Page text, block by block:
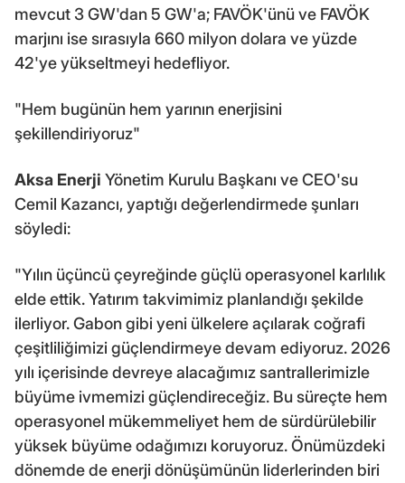
mevcut 3 GW'dan 5 GW'a; FAVÖK'ünü ve FAVÖK
marjını ise sırasıyla 660 milyon dolara ve yüzde
42'ye yükseltmeyi hedefliyor.
"Hem bugünün hem yarının enerjisini
şekillendiriyoruz"
Aksa Enerji Yönetim Kurulu Başkanı ve CEO'su
Cemil Kazancı, yaptığı değerlendirmede şunları
söyledi:
"Yılın üçüncü çeyreğinde güçlü operasyonel karlılık
elde ettik. Yatırım takvimimiz planlandığı şekilde
ilerliyor. Gabon gibi yeni ülkelere açılarak coğrafi
çeşitliliğimizi güçlendirmeye devam ediyoruz. 2026
yılı içerisinde devreye alacağımız santrallerimizle
büyüme ivmemizi güçlendireceğiz. Bu süreçte hem
operasyonel mükemmeliyet hem de sürdürülebilir
yüksek büyüme odağımızı koruyoruz. Önümüzdeki
dönemde de enerji dönüşümünün liderlerinden biri